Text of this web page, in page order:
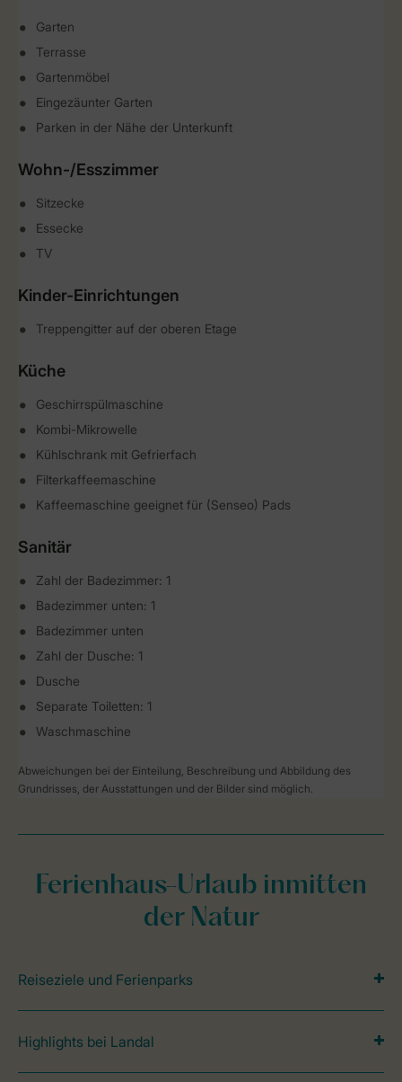
Garten
Terrasse
Gartenmöbel
Eingezäunter Garten
Parken in der Nähe der Unterkunft
Wohn-/Esszimmer
Sitzecke
Essecke
TV
Kinder-Einrichtungen
Treppengitter auf der oberen Etage
Küche
Geschirrspülmaschine
Kombi-Mikrowelle
Kühlschrank mit Gefrierfach
Filterkaffeemaschine
Kaffeemaschine geeignet für (Senseo) Pads
Sanitär
Zahl der Badezimmer: 1
Badezimmer unten: 1
Badezimmer unten
Zahl der Dusche: 1
Dusche
Separate Toiletten: 1
Waschmaschine
Abweichungen bei der Einteilung, Beschreibung und Abbildung des
Grundrisses, der Ausstattungen und der Bilder sind möglich.
Ferienhaus-Urlaub inmitten
der Natur
Reiseziele und Ferienparks
Highlights bei Landal